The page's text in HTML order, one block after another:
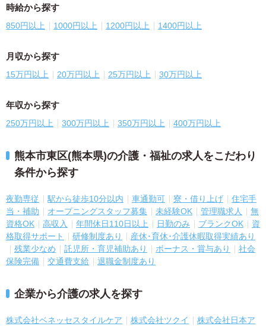
時給から探す
850円以上 1000円以上 1200円以上 1400円以上
月収から探す
15万円以上 20万円以上 25万円以上 30万円以上
年収から探す
250万円以上 300万円以上 350万円以上 400万円以上
熊本市東区(熊本県)の介護・福祉の求人をこだわり
条件から探す
夜勤専従 駅から徒歩10分以内 車通勤可 寮・借り上げ
住宅手
当・補助
オープニングスタッフ募集 未経験OK 管理職求人
無
資格OK
高収入 年間休日110日以上 日勤のみ ブランクOK
資
格取得サポート
研修制度あり
産休･育休･介護休暇取得実績あり
残業少なめ
託児所・育児補助あり ボーナス・賞与あり
社会
保険完備
交通費支給 退職金制度あり
企業から介護の求人を探す
株式会社ベネッセスタイルケア 株式会社ツクイ
株式会社日本ア